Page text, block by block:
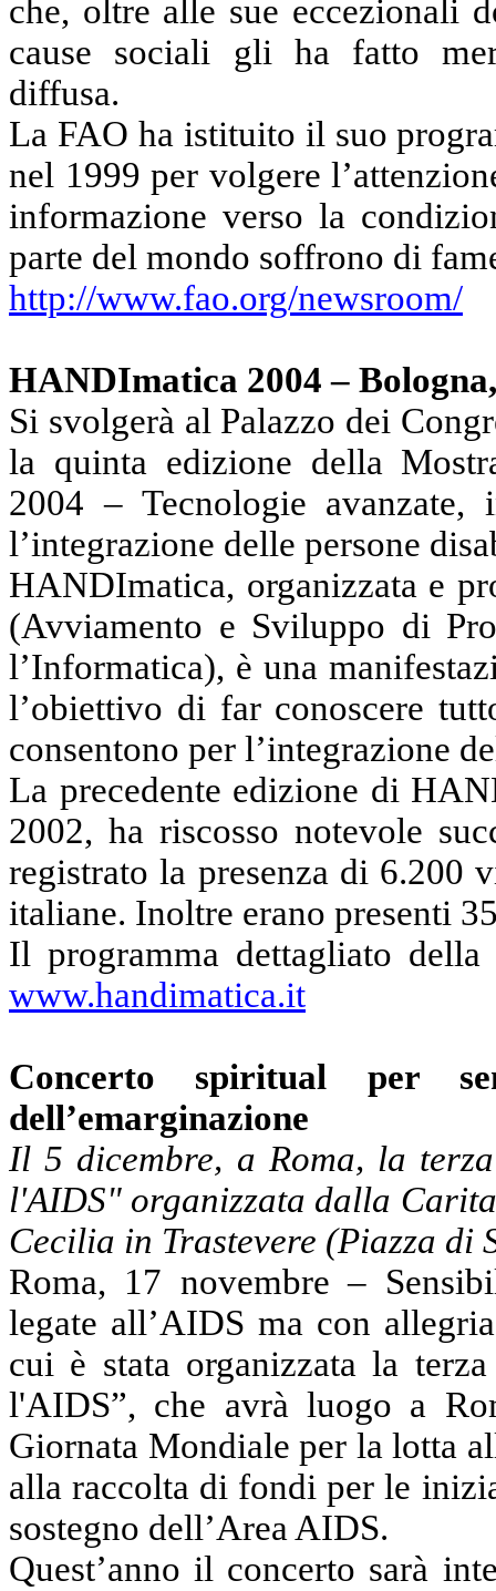
che, oltre alle sue eccezionali
cause sociali gli ha fatto
diffusa.
La FAO ha istituito il suo
nel 1999 per volgere
informazione verso la
parte del mondo soffrono di
http://www.fao.org/newsroom/
HANDImatica 2004 –
Si svolgerà al Palazzo dei
la quinta edizione della
2004 – Tecnologie avanzate,
l’integrazione delle persone
HANDImatica, organizzata e
(Avviamento e Sviluppo di
l’Informatica), è una
l’obiettivo di far conoscere
consentono per l’integrazione
La precedente edizione di
2002, ha riscosso notevole
registrato la presenza di 6.200
italiane. Inoltre erano presenti
Il programma dettagliato
www.handimatica.it
Concerto spiritual per
dell’emarginazione
Il 5 dicembre, a Roma, la
l'AIDS" organizzata dalla
Cecilia in Trastevere (Piazza di
Roma, 17 novembre –
legate all’AIDS ma con
cui è stata organizzata la
l'AIDS”, che avrà luogo a
Giornata Mondiale per la lotta
alla raccolta di fondi per le
sostegno dell’Area AIDS.
Quest’anno il concerto sarà